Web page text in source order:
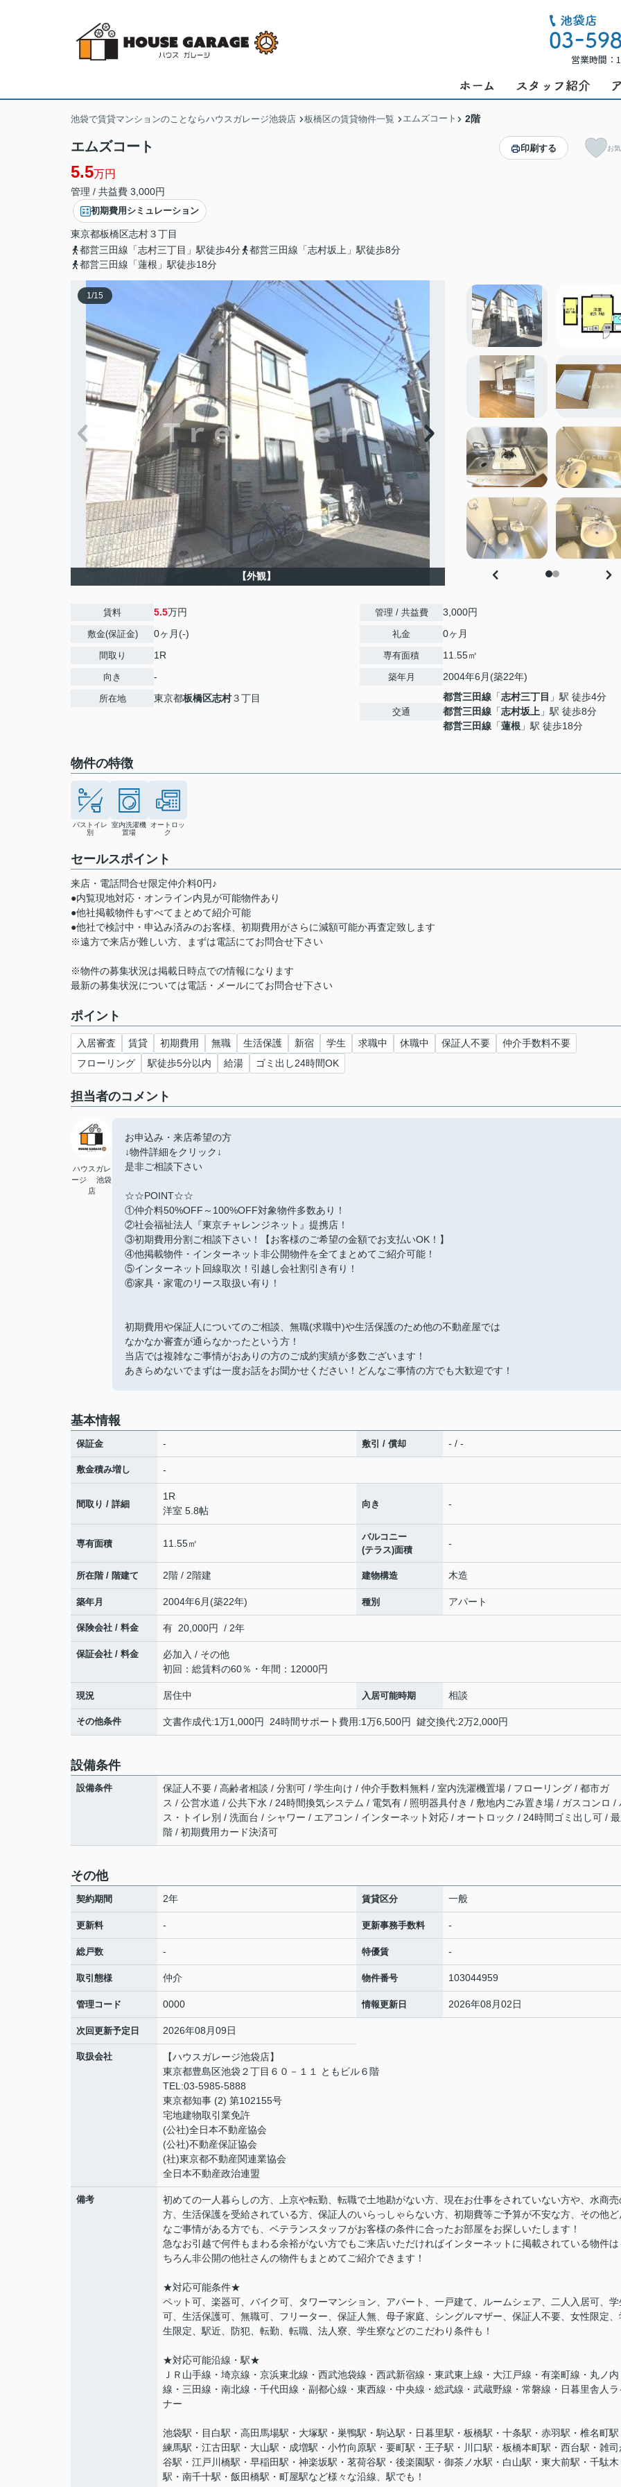
営業時間
池袋で賃貸マンションのことならハウスガレージ池袋店 板橋区の賃貸物件一覧 エムズコート 2階
エムズコート
5.5万円
管理 / 共益費 3,000円
初期費用シミュレーション
東京都板橋区志村３丁目
都営三田線「志村三丁目」駅徒歩4分
都営三田線「志村坂上」駅徒歩8分
都営三田線「蓮根」駅徒歩18分
印刷する お
1/15
【外観】
賃料 5.5万円
敷金(保証金) 0ヶ月(-)
間取り 1R
向き -
所在地 東京都板橋区志村３丁目
管理 / 共益費 3,000円
礼金 0ヶ月
専有面積 11.55㎡
築年月 2004年6月(築22年)
交通
都営三田線 「志村三丁目 」駅 徒歩4分
都営三田線 「志村坂上 」駅 徒歩8分
都営三田線 「蓮根 」駅 徒歩18分
物件の特徴
バストイレ
別
室内洗濯機
置場
オートロッ
ク
セールスポイント
来店・電話問合せ限定仲介料0円♪
●内覧現地対応・オンライン内見が可能物件あり
●他社掲載物件もすべてまとめて紹介可能
●他社で検討中・申込み済みのお客様、初期費用がさらに減額可能か再査定致します
※遠方で来店が難しい方、まずは電話にてお問合せ下さい
※物件の募集状況は掲載日時点での情報になります
最新の募集状況については電話・メールにてお問合せ下さい
ポイント
入居審査 賃貸 初期費用 無職 生活保護 新宿 学生 求職中 休職中 保証人不要
仲介手数料不要
フローリング
駅徒歩5分以内 給湯 ゴミ出し24時間OK
担当者のコメント
ハウスガレ
ージ 池袋
店
お申込み・来店希望の方
↓物件詳細をクリック↓
是非ご相談下さい
☆☆POINT☆☆
①仲介料50%OFF～100%OFF対象物件多数あり！
②社会福祉法人『東京チャレンジネット』提携店！
③初期費用分割ご相談下さい！【お客様のご希望の金額でお支払いOK！】
④他掲載物件・インターネット非公開物件を全てまとめてご紹介可能！
⑤インターネット回線取次！引越し会社割引き有り！
⑥家具・家電のリース取扱い有り！
初期費用や保証人についてのご相談、無職(求職中)や生活保護のため他の不動産屋では
なかなか審査が通らなかったという方！
当店では複雑なご事情がおありの方のご成約実績が多数ございます！
あきらめないでまずは一度お話をお聞かせください！どんなご事情の方でも大歓迎です！
基本情報
保証金 - 敷引 / 償却 - / -
敷金積み増し -
間取り / 詳細
1R
洋室 5.8帖
向き -
専有面積 11.55㎡
バルコニー
(テラス)面積
-
所在階 / 階建て 2階 / 2階建 建物構造 木造
築年月 2004年6月(築22年) 種別 アパート
保険会社 / 料金 有 20,000円 / 2年
保証会社 / 料金
必加入 / その他
初回：総賃料の60％・年間：12000円
現況 居住中 入居可能時期 相談
その他条件 文書作成代:1万1,000円 24時間サポート費用:1万6,500円 鍵交換代:2万2,000円
設備条件
設備条件
保証人不要 / 高齢者相談 / 分割可 / 学生向け / 仲介手数料無料 / 室内洗濯機置場 / フローリング / 都市ガ
ス / 公営水道 / 公共下水 / 24時間換気システム / 電気有 / 照明器具付き / 敷地内ごみ置き場 / ガスコンロ /
ス・トイレ別 / 洗面台 / シャワー / エアコン / インターネット対応 / オートロック / 24時間ゴミ出し可 /
階 / 初期費用カード決済可
その他
契約期間 2年 賃貸区分 一般
更新料 - 更新事務手数料 -
総戸数 - 特優賃 -
取引態様 仲介 物件番号 103044959
管理コード 0000 情報更新日 2026年08月02日
次回更新予定日 2026年08月09日
取扱会社
【ハウスガレージ池袋店】
東京都豊島区池袋２丁目６０－１１ ともビル６階
TEL:03-5985-5888
東京都知事 (2) 第102155号
宅地建物取引業免許
(公社)全日本不動産協会
(公社)不動産保証協会
(社)東京都不動産関連業協会
全日本不動産政治連盟
備考
初めての一人暮らしの方、上京や転勤、転職で土地勘がない方、現在お仕事をされていない方や、水商売
方、生活保護を受給されている方、保証人のいらっしゃらない方、初期費等ご予算が不安な方、その他ど
なご事情がある方でも、ベテランスタッフがお客様の条件に合ったお部屋をお探しいたします！
急なお引越で何件もまわる余裕がない方でもご来店いただければインターネットに掲載されている物件は
ちろん非公開の他社さんの物件もまとめてご紹介できます！
★対応可能条件★
ペット可、楽器可、バイク可、タワーマンション、アパート、一戸建て、ルームシェア、二人入居可、学
可、生活保護可、無職可、フリーター、保証人無、母子家庭、シングルマザー、保証人不要、女性限定、
生限定、駅近、防犯、転勤、転職、法人寮、学生寮などのこだわり条件も！
★対応可能沿線・駅★
ＪＲ山手線・埼京線・京浜東北線・西武池袋線・西武新宿線・東武東上線・大江戸線・有楽町線・丸ノ内
線・三田線・南北線・千代田線・副都心線・東西線・中央線・総武線・武蔵野線・常磐線・日暮里舎人ラ
ナー
池袋駅・目白駅・高田馬場駅・大塚駅・巣鴨駅・駒込駅・日暮里駅・板橋駅・十条駅・赤羽駅・椎名町駅
練馬駅・江古田駅・大山駅・成増駅・小竹向原駅・要町駅・王子駅・川口駅・板橋本町駅・西台駅・雑司
谷駅・江戸川橋駅・早稲田駅・神楽坂駅・茗荷谷駅・後楽園駅・御茶ノ水駅・白山駅・東大前駅・千駄木
駅・南千十駅・飯田橋駅・町屋駅など様々な沿線、駅でも！